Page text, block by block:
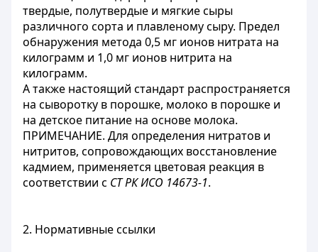
твердые, полутвердые и мягкие сыры
различного сорта и плавленому сыру. Предел
обнаружения метода 0,5 мг ионов нитрата на
килограмм и 1,0 мг ионов нитрита на
килограмм.
А также настоящий стандарт распространяется
на сыворотку в порошке, молоко в порошке и
на детское питание на основе молока.
ПРИМЕЧАНИЕ. Для определения нитратов и
нитритов, сопровождающих восстановление
кадмием, применяется цветовая реакция в
соответствии с СТ РК ИСО 14673-1.
2. Нормативные ссылки